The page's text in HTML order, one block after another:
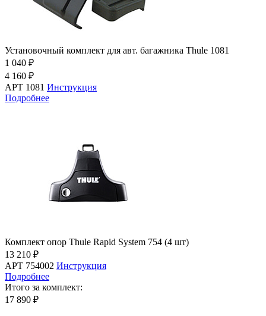
Установочный комплект для авт. багажника Thule 1081
1 040 ₽
4 160 ₽
АРТ 1081 Инструкция
Подробнее
Комплект опор Thule Rapid System 754 (4 шт)
13 210 ₽
АРТ 754002 Инструкция
Подробнее
Итого за комплект:
17 890 ₽